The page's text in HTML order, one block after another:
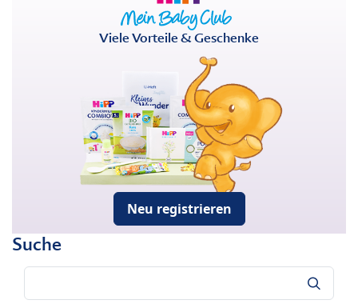
Viele Vorteile & Geschenke
Neu registrieren
Suche